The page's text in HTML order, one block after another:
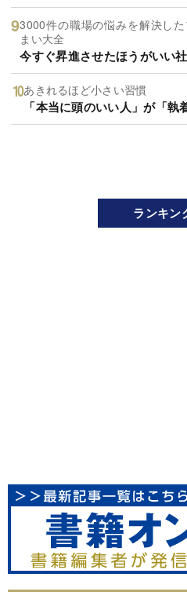
3000件の職場の悩みを解決し
まい大全
今すぐ昇進させたほうがいい
あきれるほど小さい習慣
「本当に頭のいい人」が「
ランキン